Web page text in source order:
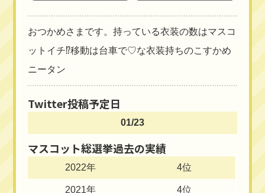
おつかめさまです。持っている衣装の数はマスコ
ットイチ⁉移動は台車で♡な衣装持ちのこすかめ
ニータン
Twitter投稿予定日
01/23
マスコット総選挙過去の実績
2022年 4位
2021年 4位